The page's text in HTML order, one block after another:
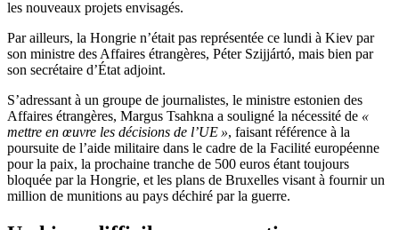
les nouveaux projets envisagés.
Par ailleurs, la Hongrie n’était pas représentée ce lundi à Kiev par
son ministre des Affaires étrangères, Péter Szijjártó, mais bien par
son secrétaire d’État adjoint.
S’adressant à un groupe de journalistes, le ministre estonien des
Affaires étrangères, Margus Tsahkna a souligné la nécessité de «
mettre en œuvre les décisions de l’UE », faisant référence à la
poursuite de l’aide militaire dans le cadre de la Facilité européenne
pour la paix, la prochaine tranche de 500 euros étant toujours
bloquée par la Hongrie, et les plans de Bruxelles visant à fournir un
million de munitions au pays déchiré par la guerre.